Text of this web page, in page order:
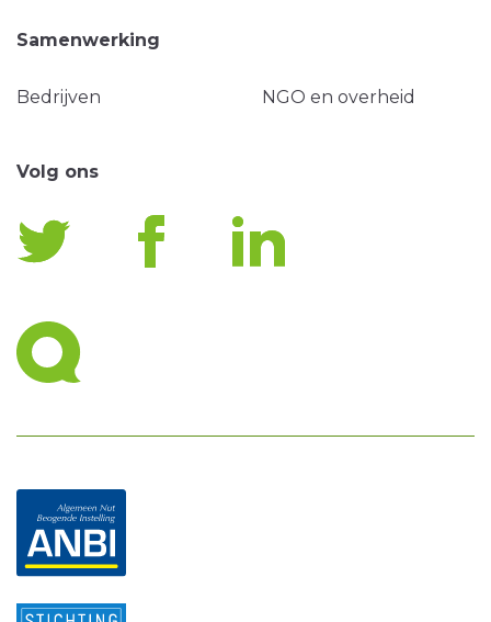
Samenwerking
Bedrijven NGO en overheid
Volg ons